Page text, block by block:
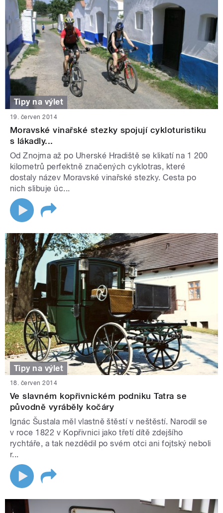
Tipy na výlet
19. červen 2014
Moravské vinařské stezky spojují cykloturistiku
s lákadly...
Od Znojma až po Uherské Hradiště se klikatí na 1 200
kilometrů perfektně značených cyklotras, které
dostaly název Moravské vinařské stezky. Cesta po
nich slibuje úc...
Tipy na výlet
18. červen 2014
Ve slavném kopřivnickém podniku Tatra se
původně vyráběly kočáry
Ignác Šustala měl vlastně štěstí v neštěstí. Narodil se
v roce 1822 v Kopřivnici jako třetí dítě zdejšího
rychtáře, a tak nezdědil po svém otci ani fojtský neboli
r...